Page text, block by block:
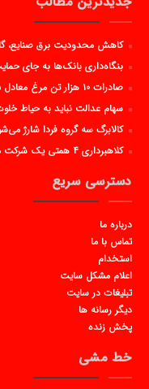
کاهش محدودیت برق صنایع،
بنگاه‌داری بانک‌ها به جای
صادرات ۱۰ هزار تن مرغ معادل ۱.۵ روز تولید کشور است
سهام عدالت نباید به حیاط
کالابرگ سه گروه فردا شارژ
کلاهبرداری ۴ همتی یک شرکت مهاجرتی؛ ۳۰۰ شاکی تاکنون
دسترسی سریع
درباره ما
تماس با ما
استخدام
اعلام مشکل سایت
تبلیغات در سایت
دیگر رسانه ها
پخش زنده
خط مشی